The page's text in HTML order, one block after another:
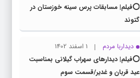
⭕️فیلم| مسابقات پرس سینه خوزستان در
گتوند
دیداربا مردم
1 اسفند 1402
⭕️فیلم| دیدارهای سهراب گیلانی بمناسبت
عید قربان و غدیر/قسمت سوم